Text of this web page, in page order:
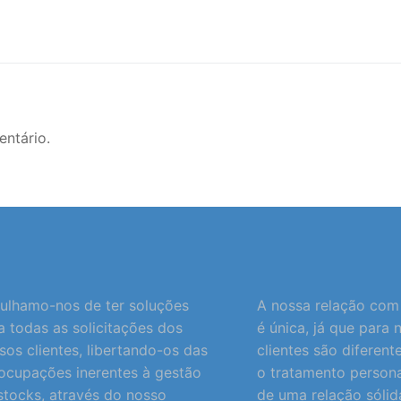
nos de ter soluções
todas as solicitações dos
clientes, libertando-os das
inerentes à gestão
através do nosso
A nossa relação
é única, já que para
clientes são
o tratamento
de uma relação